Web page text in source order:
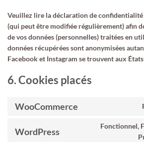
Veuillez lire la déclaration de confidentialité
(qui peut être modifiée régulièrement) afin
de vos données (personnelles) traitées en
données récupérées sont anonymisées
Facebook et Instagram se trouvent aux
6. Cookies placés
WooCommerce
WordPress
Fonctionnel,